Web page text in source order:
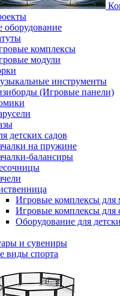
оборудование
комплексы
модули
инструменты
(Игровые панели)
детских садов
на пружине
балансиры
Игровые комплексы для
Игровые комплексы для
Оборудование для
и сувениры
виды спорта